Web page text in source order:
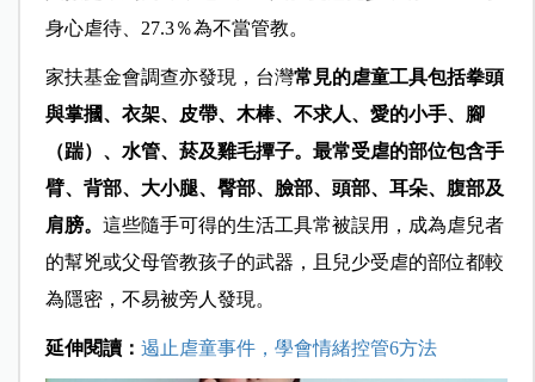
身心虐待、27.3％為不當管教。
家扶基金會調查亦發現，台灣常見的虐童工具包括拳頭
與掌摑、衣架、皮帶、木棒、不求人、愛的小手、腳
（踹）、水管、菸及雞毛撢子。最常受虐的部位包含手
臂、背部、大小腿、臀部、臉部、頭部、耳朵、腹部及
肩膀。 這些隨手可得的生活工具常被誤用，成為虐兒者
的幫兇或父母管教孩子的武器，且兒少受虐的部位都較
為隱密，不易被旁人發現。
延伸閱讀： 遏止虐童事件，學會情緒控管6方法